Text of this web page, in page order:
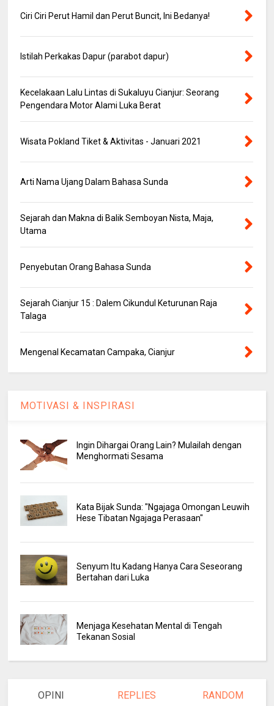
Ciri Ciri Perut Hamil dan Perut Buncit, Ini Bedanya!
Istilah Perkakas Dapur (parabot dapur)
Kecelakaan Lalu Lintas di Sukaluyu Cianjur: Seorang
Pengendara Motor Alami Luka Berat
Wisata Pokland Tiket & Aktivitas - Januari 2021
Arti Nama Ujang Dalam Bahasa Sunda
Sejarah dan Makna di Balik Semboyan Nista, Maja,
Utama
Penyebutan Orang Bahasa Sunda
Sejarah Cianjur 15 : Dalem Cikundul Keturunan Raja
Talaga
Mengenal Kecamatan Campaka, Cianjur
MOTIVASI & INSPIRASI
Ingin Dihargai Orang Lain? Mulailah dengan
Menghormati Sesama
Kata Bijak Sunda: "Ngajaga Omongan Leuwih
Hese Tibatan Ngajaga Perasaan"
Senyum Itu Kadang Hanya Cara Seseorang
Bertahan dari Luka
Menjaga Kesehatan Mental di Tengah
Tekanan Sosial
OPINI REPLIES RANDOM